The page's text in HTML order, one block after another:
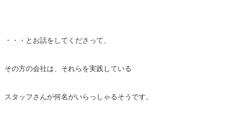
・・・とお話をしてくださって、
その方の会社は、それらを実践している
スタッフさんが何名がいらっしゃるそうです。